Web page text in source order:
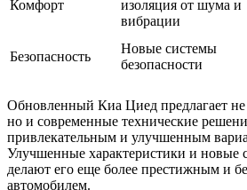
Комфорт
изоляция от шума и
вибрации
Безопасность
Новые системы
безопасности
Обновленный Киа Циед предлагает
но и современные технические
привлекательным и улучшенным
Улучшенные характеристики и новые
делают его еще более престижным и
автомобилем.